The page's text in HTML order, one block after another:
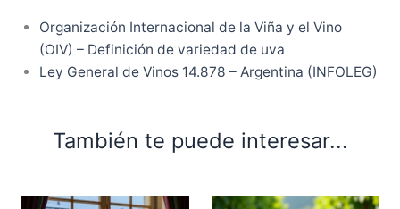
Organización Internacional de la Viña y el Vino
(OIV) – Definición de variedad de uva
Ley General de Vinos 14.878 – Argentina (INFOLEG)
También te puede interesar...